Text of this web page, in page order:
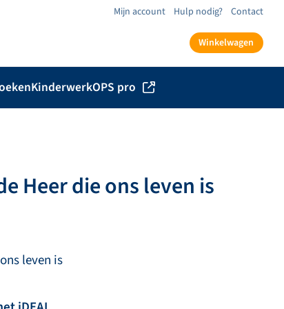
Mijn account Hulp nodig? Contact
Winkelwagen
KinderwerkOPS pro
Heer die ons leven is
leven is